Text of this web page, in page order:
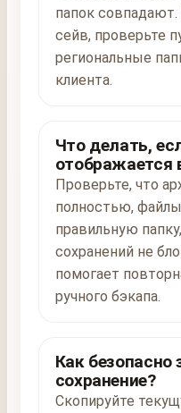
папок совпадают.
сейв, проверьте
региональные
клиента.
Что делать,
отображается
Проверьте, что
полностью,
правильную
сохранений не
помогает
ручного бэкапа.
Как безопасно
сохранение?
Скопируйте